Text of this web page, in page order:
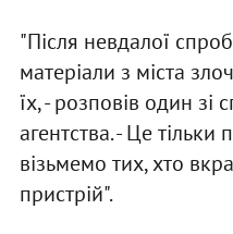
"Після невдалої
матеріали з міста
їх, - розповів один зі
агентства. - Це
візьмемо тих, хто
пристрій".